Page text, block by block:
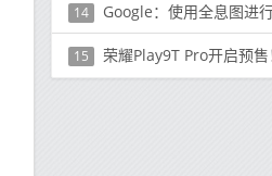
14 Google：使用全息图进
15 荣耀Play9T Pro开启预售！窄边直